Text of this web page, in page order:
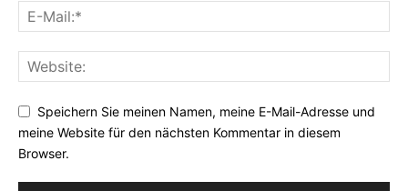
Speichern Sie meinen Namen, meine E-Mail-Adresse und
meine Website für den nächsten Kommentar in diesem
Browser.